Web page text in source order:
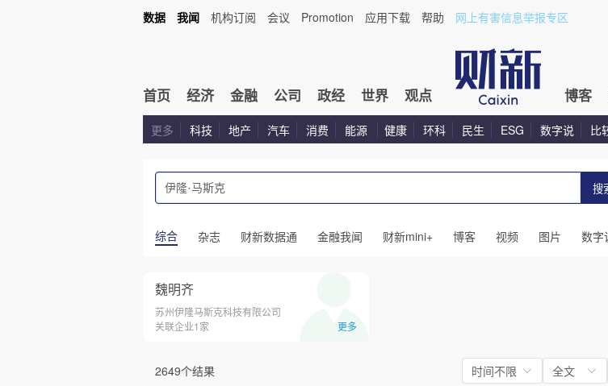
数据 我闻 机构订阅 会议 Promotion 应用下载 帮助 网上有害信息举报专区
首页 经济 金融 公司 政经 世界 观点 博客
更多 科技 地产 汽车 消费 能源 健康 环科 民生 ESG 数字说 比
搜
综合 杂志 财新数据通 金融我闻 财新mini+ 博客 视频 图片 数字
魏明齐
苏州伊隆马斯克科技有限公司
关联企业1家
更多
2649个结果 时间不限 全文